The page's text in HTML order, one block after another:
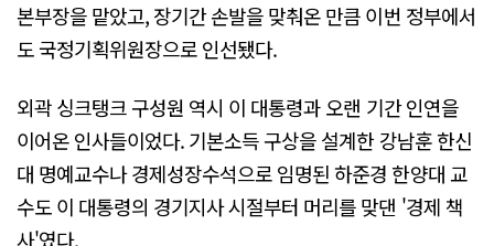
본부장을 맡았고, 장기간 손발을 맞춰온 만큼 이번 정부에서
도 국정기획위원장으로 인선됐다.
외곽 싱크탱크 구성원 역시 이 대통령과 오랜 기간 인연을
이어온 인사들이었다. 기본소득 구상을 설계한 강남훈 한신
대 명예교수나 경제성장수석으로 임명된 하준경 한양대 교
수도 이 대통령의 경기지사 시절부터 머리를 맞댄 '경제 책
사'였다.